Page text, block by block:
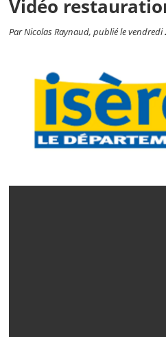
Vidéo
Par Nicolas Raynaud, publié le